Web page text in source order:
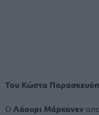
Του Κώστα
Ο Λάουρι Μάρκανεν